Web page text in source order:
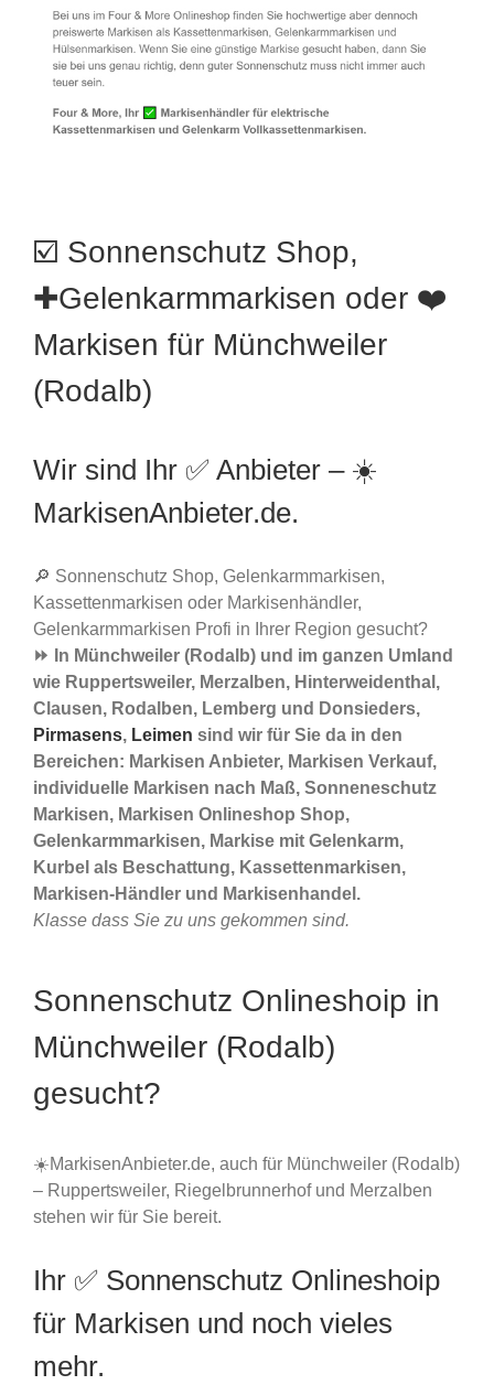
☑️ Sonnenschutz Shop,
✚Gelenkarmmarkisen oder ❤️
Markisen für Münchweiler
(Rodalb)
Wir sind Ihr ✅ Anbieter – ☀️
MarkisenAnbieter.de.
🔎 Sonnenschutz Shop, Gelenkarmmarkisen,
Kassettenmarkisen oder Markisenhändler,
Gelenkarmmarkisen Profi in Ihrer Region gesucht?
⏩ In Münchweiler (Rodalb) und im ganzen Umland
wie Ruppertsweiler, Merzalben, Hinterweidenthal,
Clausen, Rodalben, Lemberg und Donsieders,
Pirmasens, Leimen sind wir für Sie da in den
Bereichen: Markisen Anbieter, Markisen Verkauf,
individuelle Markisen nach Maß, Sonneneschutz
Markisen, Markisen Onlineshop Shop,
Gelenkarmmarkisen, Markise mit Gelenkarm,
Kurbel als Beschattung, Kassettenmarkisen,
Markisen-Händler und Markisenhandel.
Klasse dass Sie zu uns gekommen sind.
Sonnenschutz Onlineshoip in
Münchweiler (Rodalb)
gesucht?
☀️MarkisenAnbieter.de, auch für Münchweiler (Rodalb)
– Ruppertsweiler, Riegelbrunnerhof und Merzalben
stehen wir für Sie bereit.
Ihr ✅ Sonnenschutz Onlineshoip
für Markisen und noch vieles
mehr.